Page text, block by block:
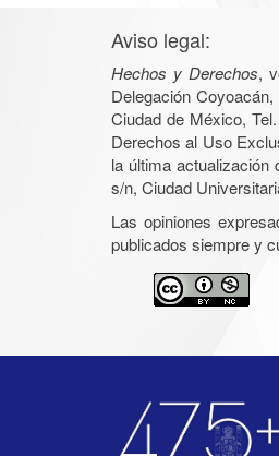
Aviso legal:
Hechos y Derechos,
Delegación
Ciudad de México,
Derechos al Uso
la última
s/n, Ciudad
Las opiniones
publicados siempre y